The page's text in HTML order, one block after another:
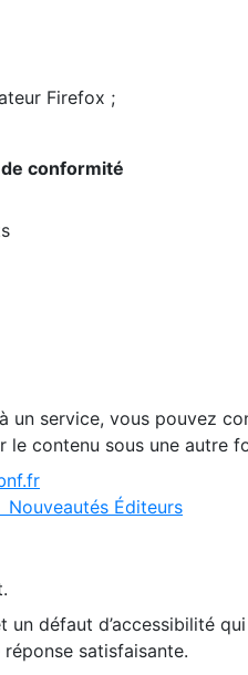
Firefox ;
conformité
un service, vous pouvez
contenu sous une autre
Éditeurs
défaut d’accessibilité
satisfaisante.